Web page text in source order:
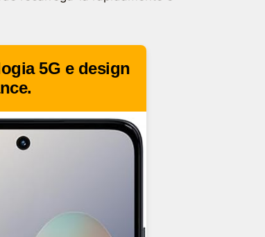
5G e design